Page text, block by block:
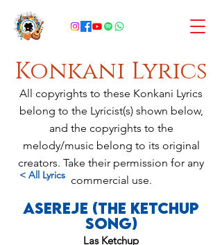
Konkani Lyrics
All copyrights to these Konkani Lyrics
belong to the Lyricist(s) shown below,
and the copyrights to the
melody/music belong to its original
creators. Take their permission for any
commercial use.
< All Lyrics
Asereje (The Ketchup
Song)
Las Ketchup